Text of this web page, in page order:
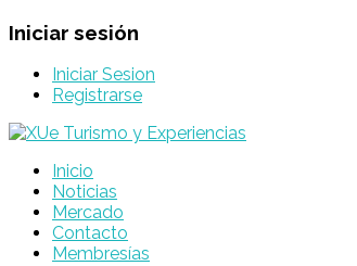
Iniciar sesión
Iniciar Sesion
Registrarse
Inicio
Noticias
Mercado
Contacto
Membresías